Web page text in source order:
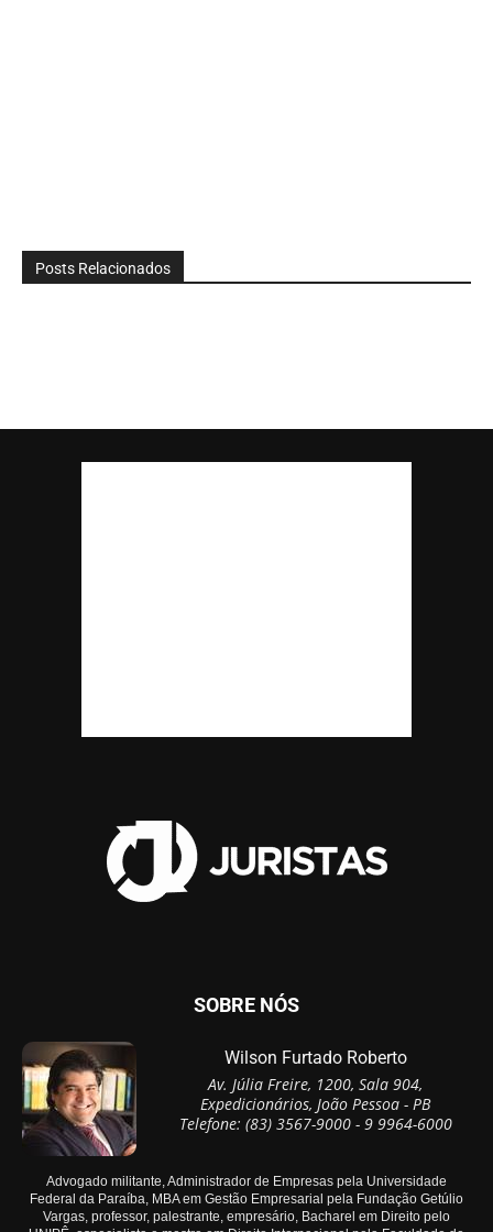
Posts Relacionados
SOBRE NÓS
Wilson Furtado Roberto
Av. Júlia Freire, 1200, Sala 904,
Expedicionários, João Pessoa - PB
Telefone: (83) 3567-9000 - 9 9964-6000
Advogado militante, Administrador de Empresas pela Universidade
Federal da Paraíba, MBA em Gestão Empresarial pela Fundação Getúlio
Vargas, professor, palestrante, empresário, Bacharel em Direito pelo